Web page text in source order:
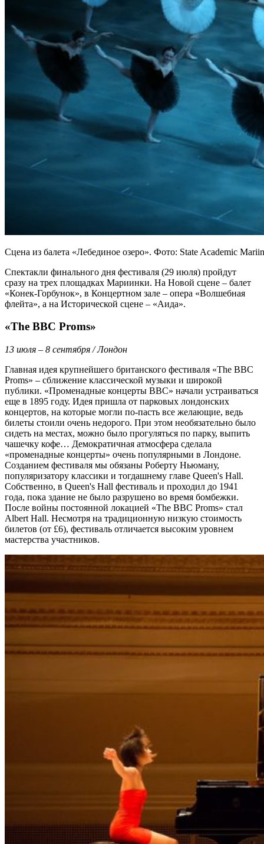
Сцена из балета «Лебединое озеро». Фото: State Academic
Спектакли финального дня фестиваля (29 июля) пройдут
сразу на трех площадках Мариинки. На Новой сцене – балет
«Конек-Горбунок», в Концертном зале – опера «Волшебная
флейта», а на Исторической сцене – «Аида».
«The BBC Proms»
13 июля – 8 сентября / Лондон
Главная идея крупнейшего британского фестиваля «The BBC
Proms» – сближение классической музыки и широкой
публики. «Променадные концерты BBC» начали устраиваться
еще в 1895 году. Идея пришла от парковых лондонских
концертов, на которые могли по-пасть все желающие, ведь
билеты стоили очень недорого. При этом необязательно было
сидеть на местах, можно было прогуляться по парку, выпить
чашечку кофе… Демократичная атмосфера сделала
«променадные концерты» очень популярными в Лондоне.
Созданием фестиваля мы обязаны Роберту Ньюману,
популяризатору классики и тогдашнему главе Queen's Hall.
Собственно, в Queen's Hall фестиваль и проходил до 1941
года, пока здание не было разрушено во время бомбежки.
После войны постоянной локацией «The BBC Proms» стал
Albert Hall. Несмотря на традиционную низкую стоимость
билетов (от £6), фестиваль отличается высоким уровнем
мастерства участников.